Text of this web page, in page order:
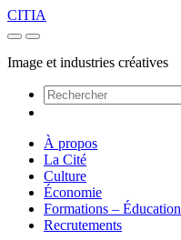
CITIA
Image et industries créatives
À propos
La Cité
Culture
Économie
Formations – Éducation
Recrutements